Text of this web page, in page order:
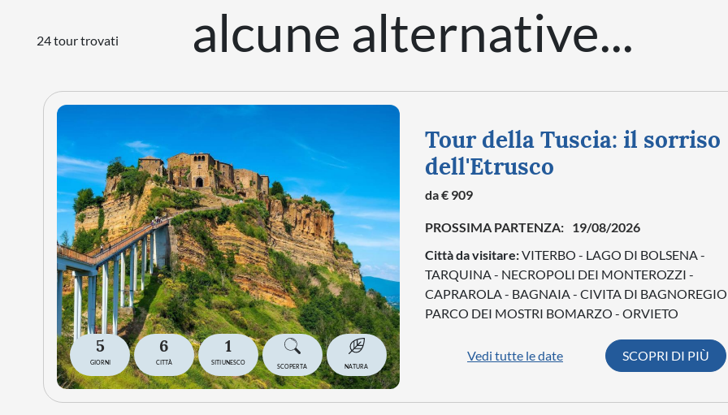
alcune alternative...
24 tour trovati
5
GIORNI
6
CITTÀ
1
SITI UNESCO
SCOPERTA NATURA
Tour della Tuscia: il sorriso
dell'Etrusco
da € 909
PROSSIMA PARTENZA: 19/08/2026
Città da visitare:VITERBO - LAGO DI BOLSENA -
TARQUINA - NECROPOLI DEI MONTEROZZI -
CAPRAROLA - BAGNAIA - CIVITA DI
PARCO DEI MOSTRI BOMARZO - ORVIETO
Vedi tutte le date SCOPRI DI PIÙ